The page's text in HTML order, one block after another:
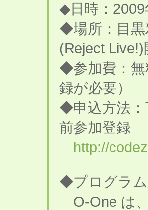
◆日時：2009
◆場所：目黒
(Reject Live!)
◆参加費：無
録が必要）
◆申込方法：
前参加登録
http://
◆プログラ
O-One は